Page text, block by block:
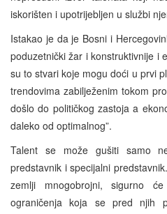
iskorišten i upotrijebljen u službi
Istakao je da je Bosni i
poduzetnički žar i konstruktivnije i
su to stvari koje mogu doći u prvi
trendovima zabilježenim tokom
došlo do političkog zastoja a
daleko od optimalnog”.
Talent se može gušiti samo
predstavnik i specijalni
zemlji mnogobrojni, sigurno
ograničenja koja se pred njih